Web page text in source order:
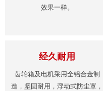
效果一样。
经久耐用
齿轮箱及电机采用全铝合金制
造，坚固耐用，浮动式防尘罩，